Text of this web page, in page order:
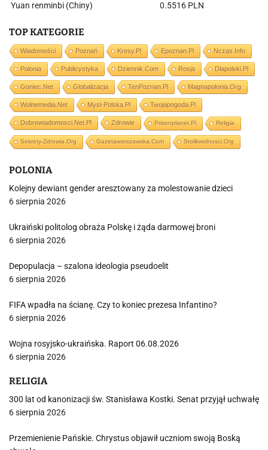
Yuan renminbi (Chiny)
0.5516 PLN
TOP KATEGORIE
Wiadomości Poznań Kresy.pl Epoznan.pl Nczas.info
Polonia Publicystyka Dziennik.com Rosja Dlapolski.pl
Goniec.net Globalizacja TenPoznan.pl Magnapolonia.org
Wolnemedia.net Mysl-Polska.pl Twojapogoda.pl
Dobrewiadomosci.net.pl Zdrowie Prisonplanet.pl Religia
Sekrety-Zdrowia.org Gazetawarszawska.com Stolikwolnosci.org
POLONIA
Kolejny dewiant gender aresztowany za molestowanie dzieci
6 sierpnia 2026
Ukraiński politolog obraża Polskę i żąda darmowej broni
6 sierpnia 2026
Depopulacja – szalona ideologia pseudoelit
6 sierpnia 2026
FIFA wpadła na ścianę. Czy to koniec prezesa Infantino?
6 sierpnia 2026
Wojna rosyjsko-ukraińska. Raport 06.08.2026
6 sierpnia 2026
RELIGIA
300 lat od kanonizacji św. Stanisława Kostki. Senat przyjął uchwałę
6 sierpnia 2026
Przemienienie Pańskie. Chrystus objawił uczniom swoją Boską